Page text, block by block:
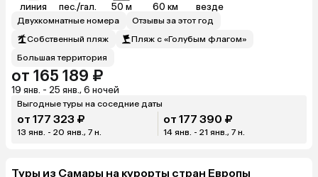
линия пес./гал. 50 м 60 км везде
Двухкомнатные номера
Отзывы за этот год
Собственный пляж
Пляж с «Голубым флагом»
Большая территория
от 165 189 ₽
19 янв. - 25 янв., 6 ночей
Выгодные туры на соседние даты
от 177 323 ₽
13 янв. - 20 янв., 7 н.
от 177 390 ₽
14 янв. - 21 янв., 7 н.
Туры из Самары на курорты cтран Европы